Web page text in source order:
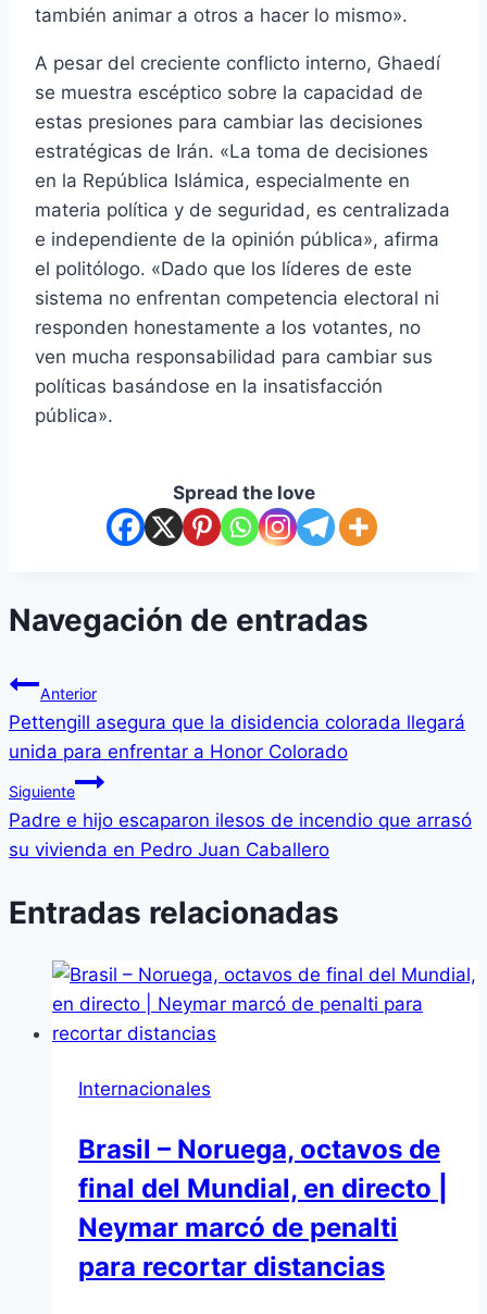
también animar a otros a hacer lo mismo».
A pesar del creciente conflicto interno, Ghaedí
se muestra escéptico sobre la capacidad de
estas presiones para cambiar las decisiones
estratégicas de Irán. «La toma de decisiones
en la República Islámica, especialmente en
materia política y de seguridad, es centralizada
e independiente de la opinión pública», afirma
el politólogo. «Dado que los líderes de este
sistema no enfrentan competencia electoral ni
responden honestamente a los votantes, no
ven mucha responsabilidad para cambiar sus
políticas basándose en la insatisfacción
pública».
Spread the love
Navegación de entradas
Anterior
Pettengill asegura que la disidencia colorada llegará
unida para enfrentar a Honor Colorado
Siguiente
Padre e hijo escaparon ilesos de incendio que arrasó
su vivienda en Pedro Juan Caballero
Entradas relacionadas
Internacionales
Brasil – Noruega, octavos de
final del Mundial, en directo |
Neymar marcó de penalti
para recortar distancias